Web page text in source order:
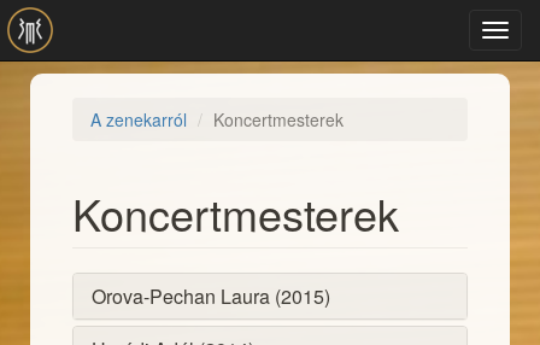
Ugrás a tartalomra
A zenekarról Koncertmesterek
Koncertmesterek
Orova-Pechan Laura (2015)